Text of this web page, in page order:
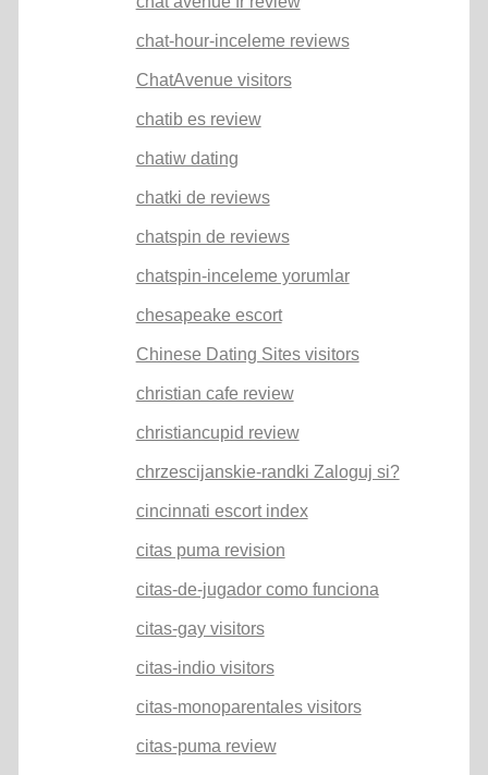
chat-hour-inceleme reviews
ChatAvenue visitors
chatib es review
chatiw dating
chatki de reviews
chatspin de reviews
chatspin-inceleme yorumlar
chesapeake escort
Chinese Dating Sites visitors
christian cafe review
christiancupid review
chrzescijanskie-randki Zaloguj si?
cincinnati escort index
citas puma revision
citas-de-jugador como funciona
citas-gay visitors
citas-indio visitors
citas-monoparentales visitors
citas-puma review